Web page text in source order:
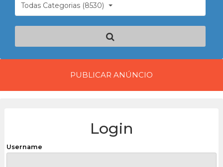
Todas Categorias (8530)
PUBLICAR ANÚNCIO
Login
Username